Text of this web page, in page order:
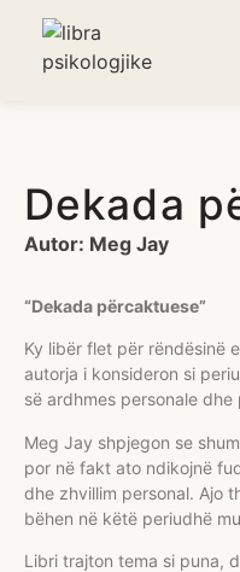
Dekada
Autor: Meg Jay
“Dekada përcaktuese”
Ky libër flet për rëndësinë
autorja i konsideron si
së ardhmes personale dhe
Meg Jay shpjegon se
por në fakt ato ndikojnë
dhe zhvillim personal. Ajo
bëhen në këtë periudhë
Libri trajton tema si puna,